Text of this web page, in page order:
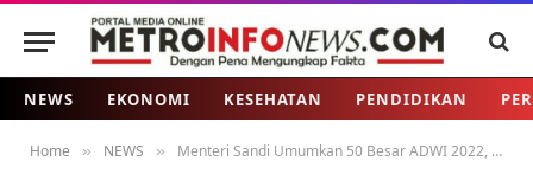
NEWS EKONOMI KESEHATAN PENDIDIKAN
Home » NEWS » Menteri Sandi Umumkan 50 Besar ADWI 2022, Sulsel Terbanyak; 4 Desa Wisata